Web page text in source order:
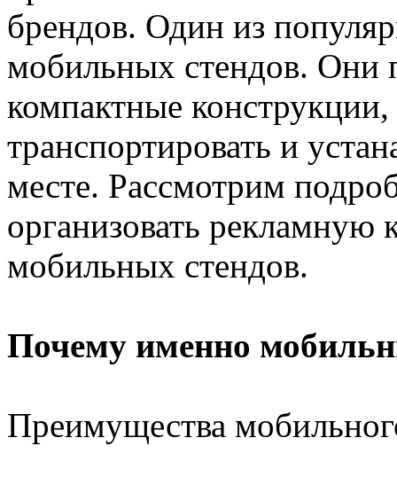
брендов. Один из
мобильных стендов. Они
компактные конструкции,
транспортировать и
месте. Рассмотрим
организовать рекламную
мобильных стендов.
Почему именно
Преимущества